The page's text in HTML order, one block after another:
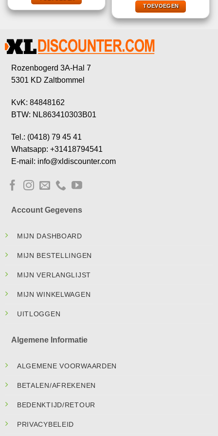
€29,95.
TOEVOEGEN
Rozenbogerd 3A-Hal 7
5301 KD Zaltbommel
KvK: 84848162
BTW: NL863410303B01
Tel.: (0418) 79 45 41
Whatsapp: +31418794541
E-mail: info@xldiscounter.com
Account Gegevens
MIJN DASHBOARD
MIJN BESTELLINGEN
MIJN VERLANGLIJST
MIJN WINKELWAGEN
UITLOGGEN
Algemene Informatie
ALGEMENE VOORWAARDEN
BETALEN/AFREKENEN
BEDENKTIJD/RETOUR
PRIVACYBELEID